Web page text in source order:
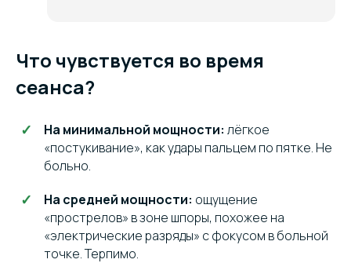
Что чувствуется во время
сеанса?
На минимальной мощности: лёгкое
«постукивание», как удары пальцем по пятке. Не
больно.
На средней мощности: ощущение
«прострелов» в зоне шпоры, похожее на
«электрические разряды» с фокусом в больной
точке. Терпимо.